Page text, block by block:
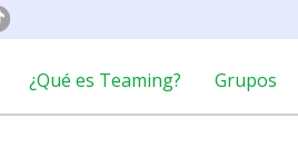
¿Qué es Teaming? Grupos